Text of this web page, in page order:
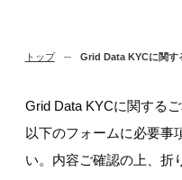
トップ Grid Data KYCに関す
Grid Data KYCに関する
以下のフォームに必要事
い。内容ご確認の上、折